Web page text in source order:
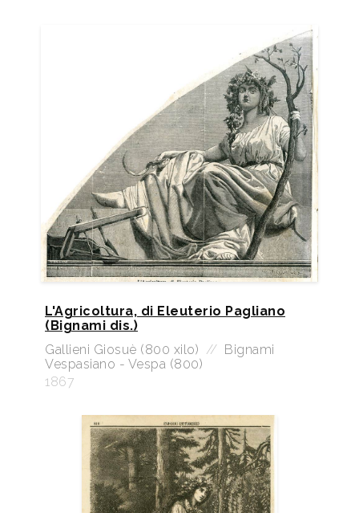
L'Agricoltura, di Eleuterio Pagliano
(Bignami dis.)
Gallieni Giosuè (800 xilo) // Bignami
Vespasiano - Vespa (800)
1867